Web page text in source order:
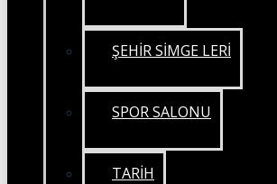
ŞEHİR SİMGE LERİ
SPOR SALONU
TARİH